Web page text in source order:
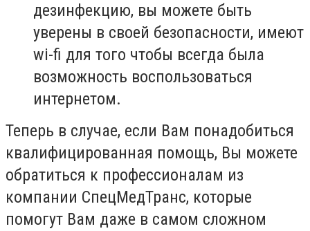
дезинфекцию, вы можете быть
уверены в своей безопасности, имеют
wi-fi для того чтобы всегда была
возможность воспользоваться
интернетом.
Теперь в случае, если Вам понадобиться
квалифицированная помощь, Вы можете
обратиться к профессионалам из
компании СпецМедТранс, которые
помогут Вам даже в самом сложном